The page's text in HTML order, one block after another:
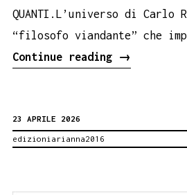
QUANTI.L’universo di
“filosofo viandante” che
Continue reading
23
→
23 APRILE 2026
edizioniarianna2016